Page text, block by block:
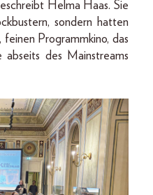
Helma Haas. Sie
sondern hatten
Programmkino, das
des Mainstreams